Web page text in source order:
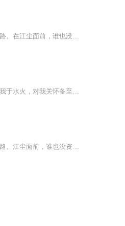
天帝之子江尘，转生在一个被人欺凌的诸侯少年身上，从此踏上一段轰杀各种天才的逆袭之路。在江尘面前，谁也没资格自称天才，因为，没有哪一个天才，能比天帝之子更懂天。天才？顺我者天，逆我者渣！江尘境界：天帝。世界：四象世界。徒弟：吕丰丹王、步丹...
你我本是陌路，你教我明理，教我阵法，只要有危险你总是会第一时间出现，你上天入地救我于水火，对我关怀备至，体贴入微，我想世上再也不会有对我如此好的人了，我以为，你爱我，你却说，你早已断了七情六欲，一心向道。 你说若一定要你负责，你可以娶我，...
天帝之子江尘，转生在一个被人欺凌的诸侯少年身上，从此踏上一段轰杀各种天才的逆袭之路。江尘面前，谁也没资格自称天才，因为没有哪一个天才能比天帝之子更懂天。顺我者天，逆我者渣！